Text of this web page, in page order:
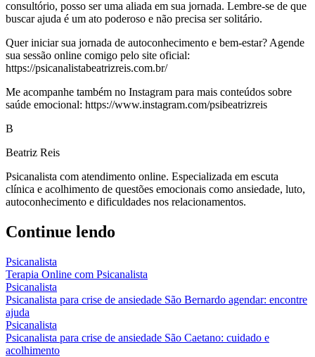
consultório, posso ser uma aliada em sua jornada. Lembre-se de que
buscar ajuda é um ato poderoso e não precisa ser solitário.
Quer iniciar sua jornada de autoconhecimento e bem-estar? Agende
sua sessão online comigo pelo site oficial:
https://psicanalistabeatrizreis.com.br/
Me acompanhe também no Instagram para mais conteúdos sobre
saúde emocional: https://www.instagram.com/psibeatrizreis
B
Beatriz Reis
Psicanalista com atendimento online. Especializada em escuta
clínica e acolhimento de questões emocionais como ansiedade, luto,
autoconhecimento e dificuldades nos relacionamentos.
Continue lendo
Psicanalista
Terapia Online com Psicanalista
Psicanalista
Psicanalista para crise de ansiedade São Bernardo agendar: encontre
ajuda
Psicanalista
Psicanalista para crise de ansiedade São Caetano: cuidado e
acolhimento